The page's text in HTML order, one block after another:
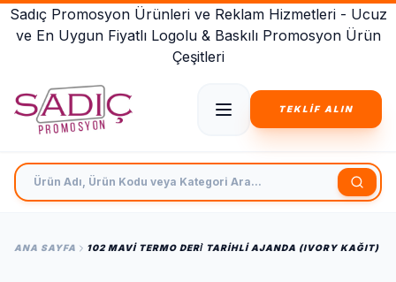
Sadıç Promosyon Ürünleri ve Reklam Hizmetleri - Ucuz
ve En Uygun Fiyatlı Logolu & Baskılı Promosyon Ürün
Çeşitleri
TEKLİF ALIN
Ürün Adı, Ürün Kodu veya Kategori Ara
ANA SAYFA 102 MAVI TERMO DERİ TARIHLI AJANDA (IVORY KAĞIT)